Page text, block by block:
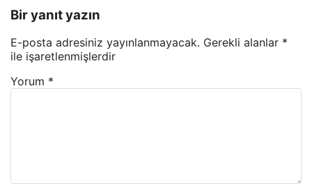
Bir yanıt yazın
E-posta adresiniz yayınlanmayacak. Gerekli alanlar *
ile işaretlenmişlerdir
Yorum *